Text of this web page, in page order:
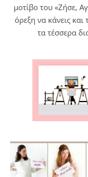
μοτίβο του «Ζήσε,
όρεξη να κάνεις
τα τέσσερα